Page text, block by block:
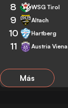
8 WSG Tirol
9 Altach
10 Hartberg
11 Austria Viena
Más